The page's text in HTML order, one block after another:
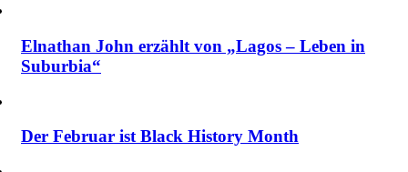
Elnathan John erzählt von „Lagos – Leben in
Suburbia“
Der Februar ist Black History Month